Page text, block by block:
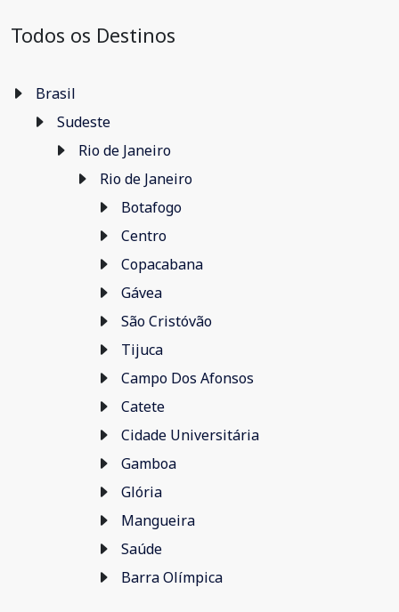
Todos os Destinos
Brasil
Sudeste
Rio de Janeiro
Rio de Janeiro
Botafogo
Centro
Copacabana
Gávea
São Cristóvão
Tijuca
Campo Dos Afonsos
Catete
Cidade Universitária
Gamboa
Glória
Mangueira
Saúde
Barra Olímpica